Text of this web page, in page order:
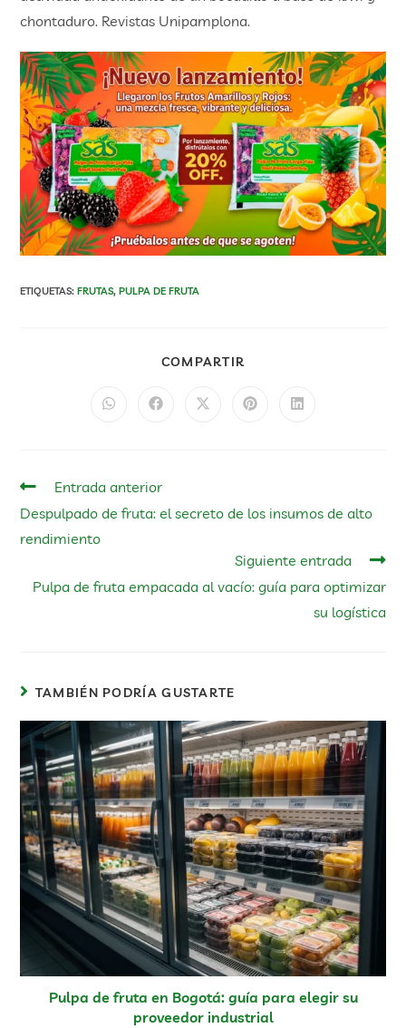
chontaduro. Revistas Unipamplona.
ETIQUETAS:FRUTAS, PULPA DE FRUTA
COMPARTIR
Entrada anterior
Despulpado de fruta: el secreto de los insumos de alto
rendimiento
Siguiente entrada
Pulpa de fruta empacada al vacío: guía para optimizar
su logística
TAMBIÉN PODRÍA GUSTARTE
Pulpa de fruta en Bogotá: guía para elegir su
proveedor industrial